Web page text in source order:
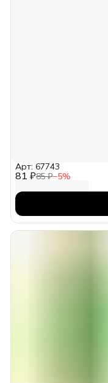
81 ₽85 ₽−5%
Арт: 67743